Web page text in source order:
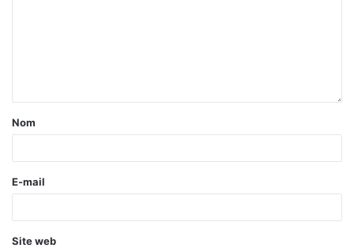
Nom
E-mail
Site web